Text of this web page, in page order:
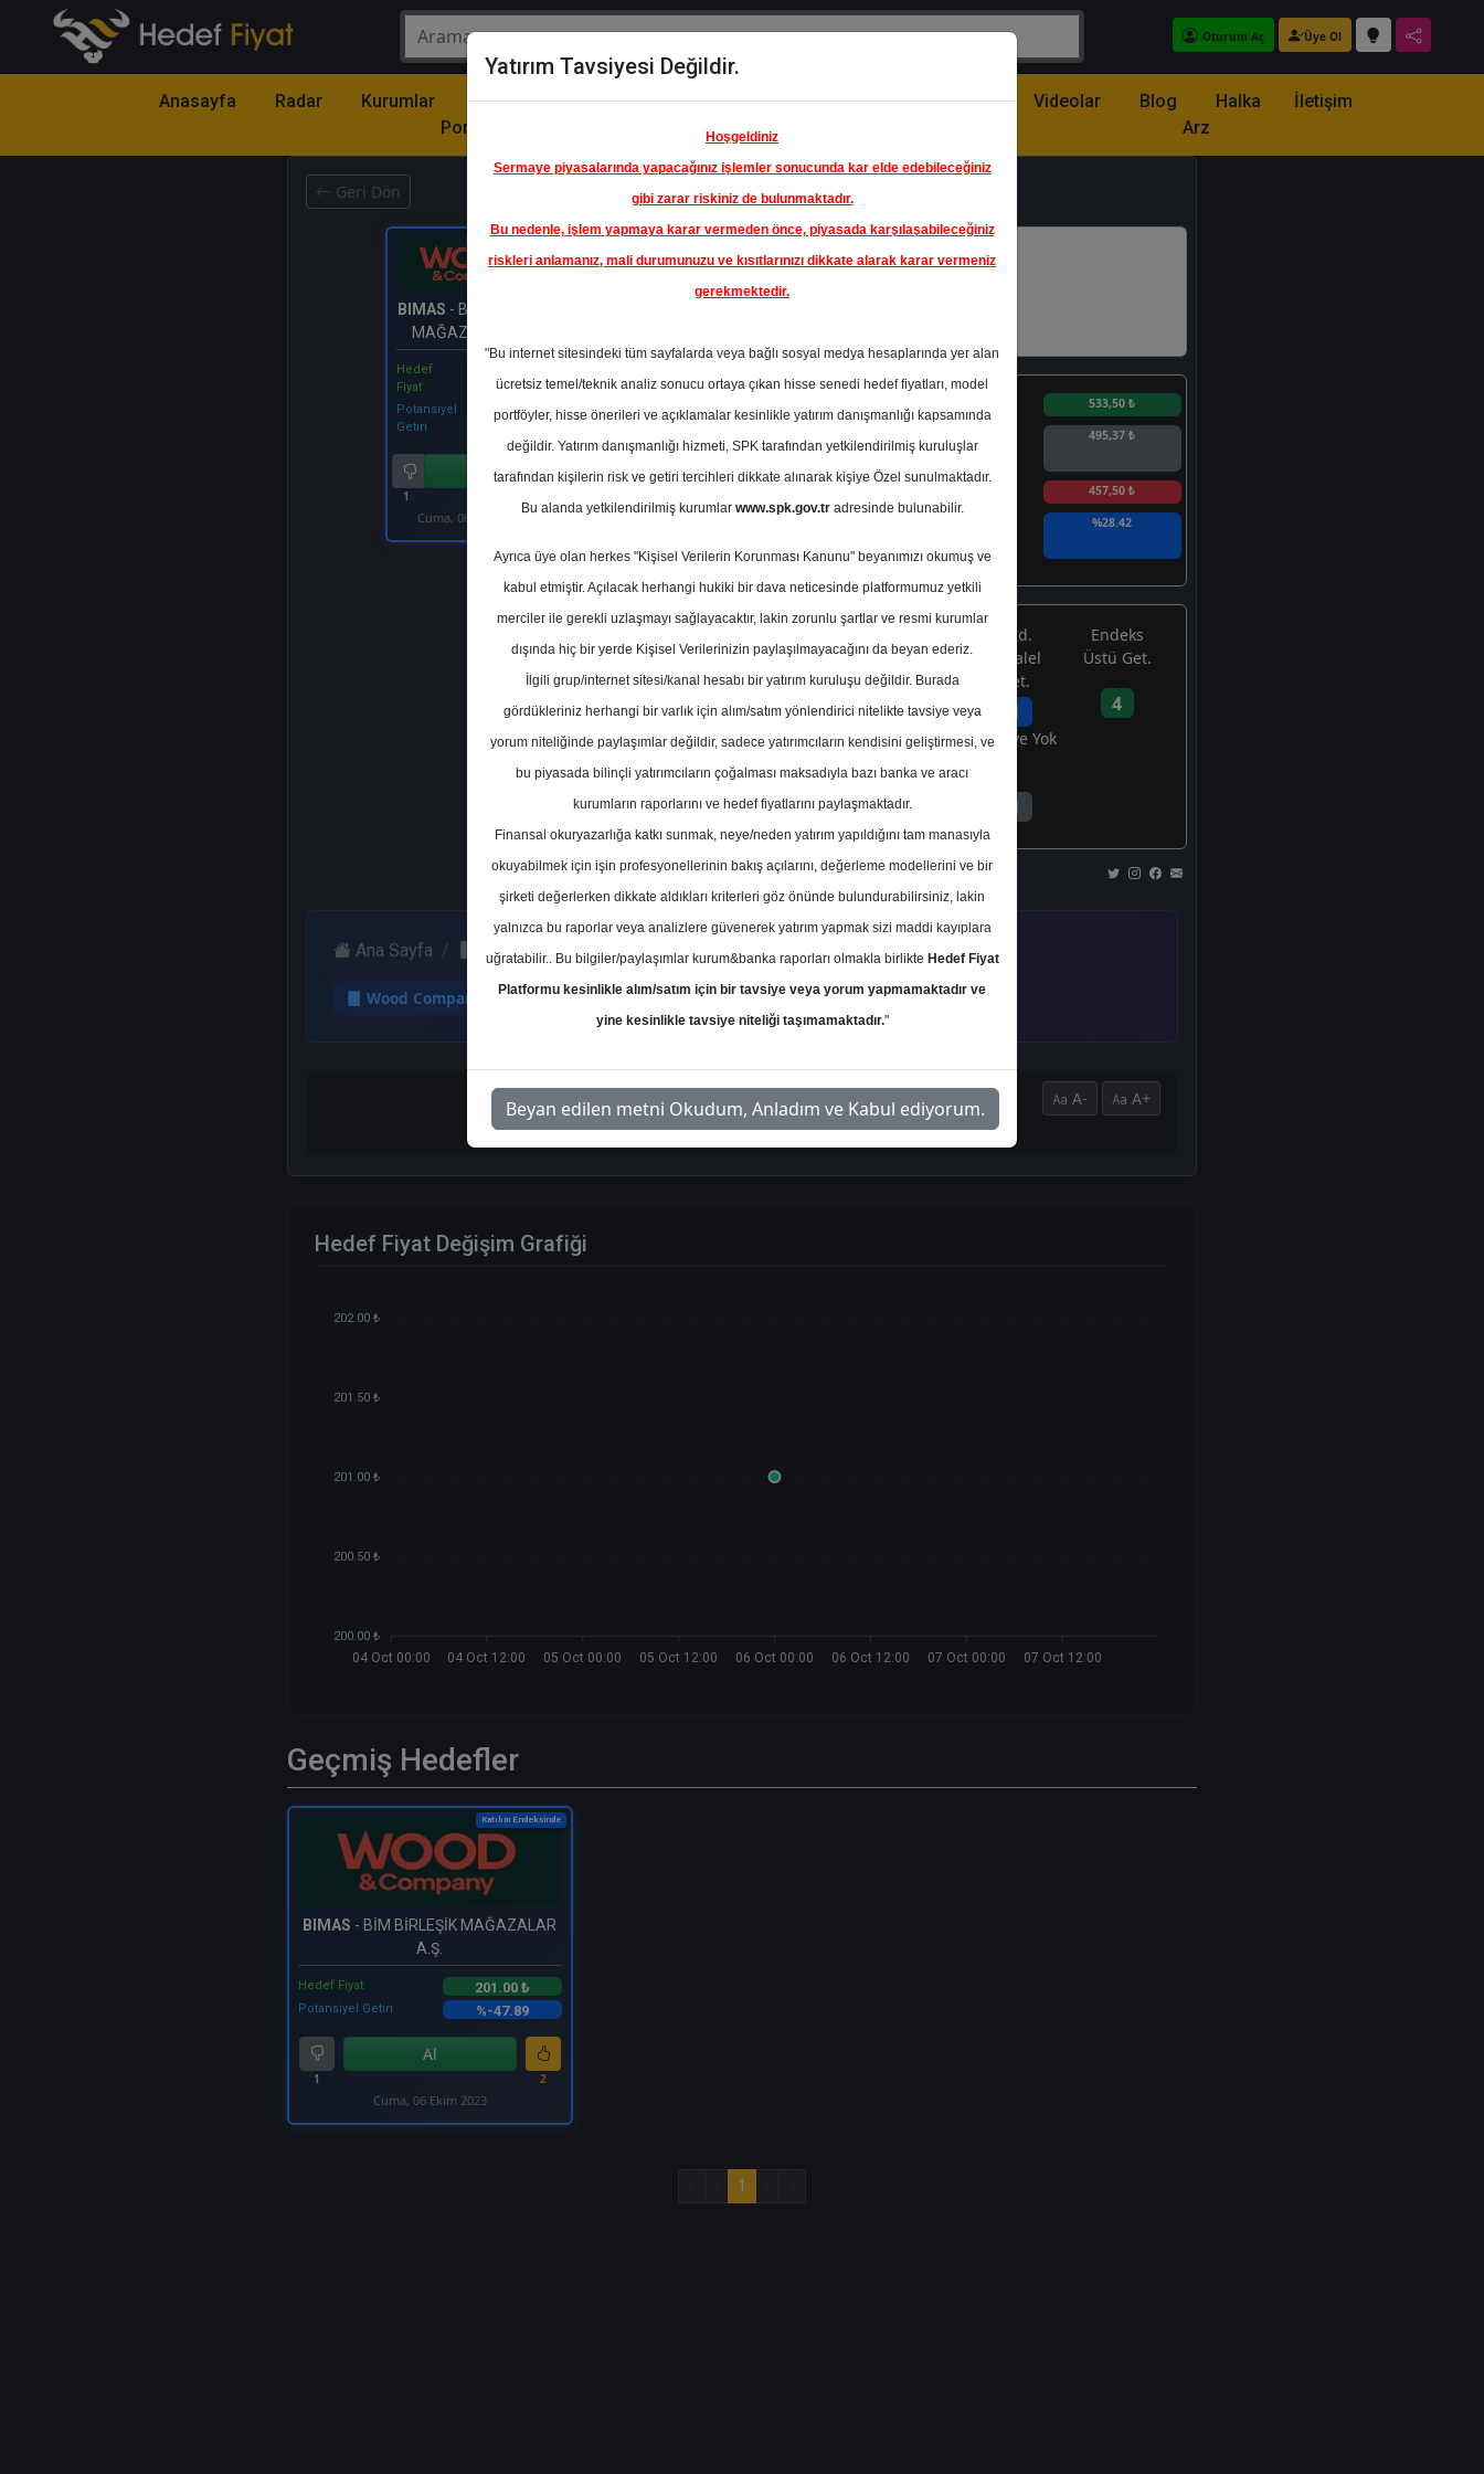
Oturum Aç Üye Ol
Anasayfa Radar Kurumlar
Model
Portföy
Hisse
Öne
Çıkanlar
Raporlar Partnerlerimiz Videolar Blog
Halka
Arz
İletişim
Geri Dön
BIMAS - BİM BİRLEŞİK
MAĞAZALAR A.Ş.
Hedef
Fiyat
Potansiyel
Getiri
%-47.89
1
Cuma, 06 Ekim 2023
En Yüksek Tahmin 533,50 ₺
Ortalama Fiyat
Tahmini
495,37 ₺
457,50 ₺
Potansiyeli
%28.42
Kurum Sayısı
20
14
End.
Paralel
Get.
1
Endeks
Üstü Get.
4
Tavsiye Yok
1
Cuma, 06 Ekim 2023
Ana Sayfa Wood Company BIMAS Hedef Fiyat
Wood Company Hedef: 201.00 ₺ Potansiyel: %-47.89
A- A+
Hedef Fiyat Değişim Grafiği
202.00 ₺
201.50 ₺
201.00 ₺
200.50 ₺
200.00 ₺
04 Oct 00:00 04 Oct 12:00 05 Oct 00:00 05 Oct 12:00 06 Oct 00:00 06 Oct 12:00 07 Oct 00:00 07 Oct 12:00
Geçmiş Hedefler
Katılım Endeksinde
BIMAS - BİM BİRLEŞİK MAĞAZALAR
A.Ş.
Hedef Fiyat 201.00 ₺
Potansiyel Getiri %-47.89
1
Al
2
Cuma, 06 Ekim 2023
1
Yatırım Tavsiyesi Değildir.
Hoşgeldiniz
Sermaye piyasalarında yapacağınız işlemler sonucunda kar elde edebileceğiniz
gibi zarar riskiniz de bulunmaktadır.
Bu nedenle, işlem yapmaya karar vermeden önce, piyasada karşılaşabileceğiniz
riskleri anlamanız, mali durumunuzu ve kısıtlarınızı dikkate alarak karar vermeniz
gerekmektedir.
"Bu internet sitesindeki tüm sayfalarda veya bağlı sosyal medya hesaplarında yer alan
ücretsiz temel/teknik analiz sonucu ortaya çıkan hisse senedi hedef fiyatları, model
portföyler, hisse önerileri ve açıklamalar kesinlikle yatırım danışmanlığı kapsamında
değildir. Yatırım danışmanlığı hizmeti, SPK tarafından yetkilendirilmiş kuruluşlar
tarafından kişilerin risk ve getiri tercihleri dikkate alınarak kişiye Özel sunulmaktadır.
Bu alanda yetkilendirilmiş kurumlar www.spk.gov.tradresinde bulunabilir.
Ayrıca üye olan herkes "Kişisel Verilerin Korunması Kanunu" beyanımızı okumuş ve
kabul etmiştir. Açılacak herhangi hukiki bir dava neticesinde platformumuz yetkili
merciler ile gerekli uzlaşmayı sağlayacaktır, lakin zorunlu şartlar ve resmi kurumlar
dışında hiç bir yerde Kişisel Verilerinizin paylaşılmayacağını da beyan ederiz.
İlgili grup/internet sitesi/kanal hesabı bir yatırım kuruluşu değildir. Burada
gördükleriniz herhangi bir varlık için alım/satım yönlendirici nitelikte tavsiye veya
yorum niteliğinde paylaşımlar değildir, sadece yatırımcıların kendisini geliştirmesi, ve
bu piyasada bilinçli yatırımcıların çoğalması maksadıyla bazı banka ve aracı
kurumların raporlarını ve hedef fiyatlarını paylaşmaktadır.
Finansal okuryazarlığa katkı sunmak, neye/neden yatırım yapıldığını tam manasıyla
okuyabilmek için işin profesyonellerinin bakış açılarını, değerleme modellerini ve bir
şirketi değerlerken dikkate aldıkları kriterleri göz önünde bulundurabilirsiniz, lakin
yalnızca bu raporlar veya analizlere güvenerek yatırım yapmak sizi maddi kayıplara
uğratabilir.. Bu bilgiler/paylaşımlar kurum&banka raporları olmakla birlikte Hedef Fiyat
Platformu kesinlikle alım/satım için bir tavsiye veya yorum yapmamaktadır ve
yine kesinlikle tavsiye niteliği taşımamaktadır."
Beyan edilen metni Okudum, Anladım ve Kabul ediyorum.